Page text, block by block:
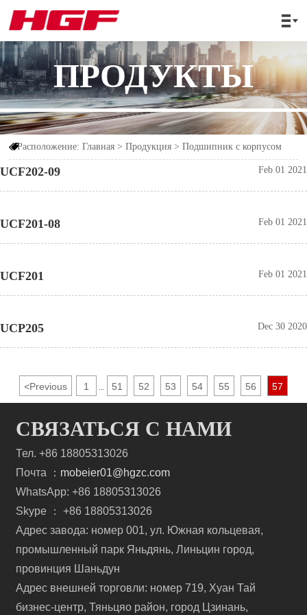

ПРОДУКТЫ
Расположение:Главная >Продукция >Подшипник с корпусом
UCF202-09 Feb 01 2021
UCF201-08 Feb 01 2021
UCF201 Feb 01 2021
UCP205 Dec 30 2020
<Previous 1 51 52 53 54 55 56 57
СВЯЗАТЬСЯ С НАМИ
Тел. +86 18805313026
Почта ： mobeier01@hgzc.com
WhatsApp: +86 18805313026
Skype ： +86 18805313026
Адрес завода: номер 001, ул. Южная кольцевая,
промышленный парк Яньдянь, Линьцин город,
провинция Шаньдун
Адрес внешней торговли: номер 719, Хуан Тай
бизнес-центр, Тяньцяо район, город Цзинань,